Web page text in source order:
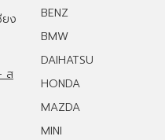
ยง
ส
BENZ
BMW
DAIHATSU
HONDA
MAZDA
MINI